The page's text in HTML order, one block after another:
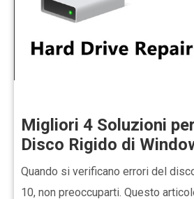
Migliori 4 Soluzioni
Disco Rigido di
Quando si verificano errori del
10, non preoccuparti. Questo